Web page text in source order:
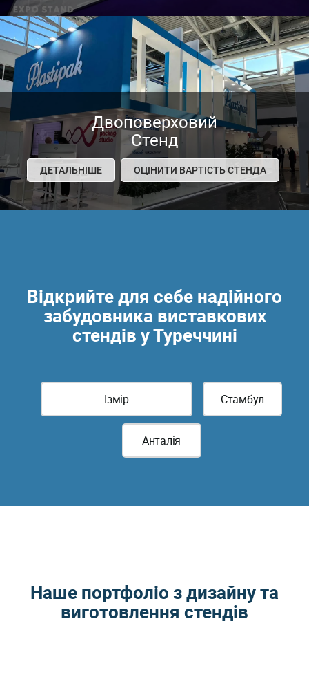
Двоповерховий
Стенд
ДЕТАЛЬНІШЕ ОЦІНИТИ ВАРТІСТЬ СТЕНДА
Відкрийте для себе надійного
забудовника виставкових
стендів у Туреччині
Ізмір Стамбул
Анталія
Наше портфоліо з дизайну та
виготовлення стендів